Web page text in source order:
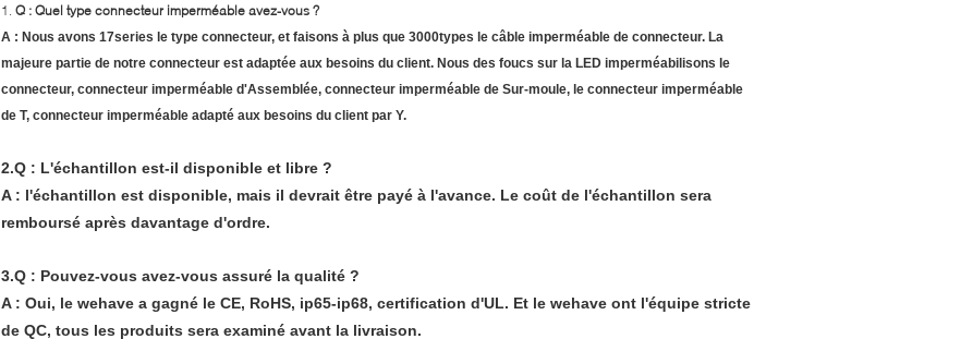
1. Q : Quel type connecteur imperméable avez-vous ?
A : Nous avons 17series le type connecteur, et faisons à plus que 3000types le câble imperméable de connecteur. La
majeure partie de notre connecteur est adaptée aux besoins du client. Nous des foucs sur la LED imperméabilisons le
connecteur, connecteur imperméable d'Assemblée, connecteur imperméable de Sur-moule, le connecteur imperméable
de T, connecteur imperméable adapté aux besoins du client par Y.
2.Q : L'échantillon est-il disponible et libre ?
A : l'échantillon est disponible, mais il devrait être payé à l'avance. Le coût de l'échantillon sera
remboursé après davantage d'ordre.
3.Q : Pouvez-vous avez-vous assuré la qualité ?
A : Oui, le wehave a gagné le CE, RoHS, ip65-ip68, certification d'UL. Et le wehave ont l'équipe stricte
de QC, tous les produits sera examiné avant la livraison.